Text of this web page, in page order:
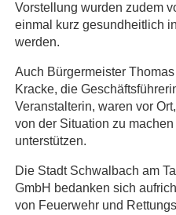
Vorstellung wurden zudem
einmal kurz gesundheitlich
werden.
Auch Bürgermeister
Kracke, die
Veranstalterin, waren vor
von der Situation zu
unterstützen.
Die Stadt Schwalbach am
GmbH bedanken sich
von Feuerwehr und